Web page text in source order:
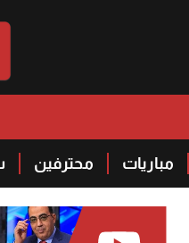
مباريات محترفين